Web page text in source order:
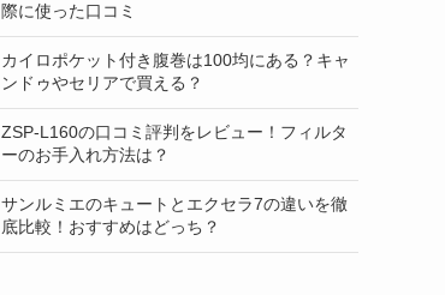
際に使った口コミ
カイロポケット付き腹巻は100均にある？キャ
ンドゥやセリアで買える？
ZSP-L160の口コミ評判をレビュー！フィルタ
ーのお手入れ方法は？
サンルミエのキュートとエクセラ7の違いを徹
底比較！おすすめはどっち？